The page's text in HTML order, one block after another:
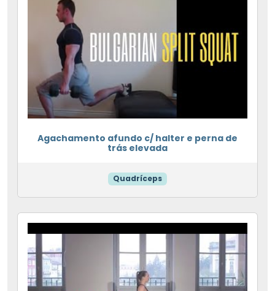
Agachamento afundo c/ halter e perna de
trás elevada
Quadríceps